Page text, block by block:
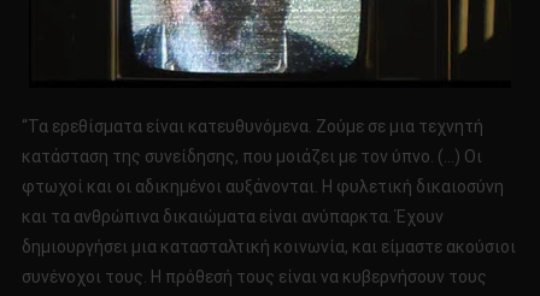
“Τα ερεθίσματα είναι κατευθυνόμενα. Ζούμε σε μια τεχνητή
κατάσταση της συνείδησης, που μοιάζει με τον ύπνο. (…) Οι
φτωχοί και οι αδικημένοι αυξάνονται. Η φυλετική δικαιοσύνη
και τα ανθρώπινα δικαιώματα είναι ανύπαρκτα. Έχουν
δημιουργήσει μια κατασταλτική κοινωνία, και είμαστε ακούσιοι
συνένοχοι τους. Η πρόθεσή τους είναι να κυβερνήσουν τους